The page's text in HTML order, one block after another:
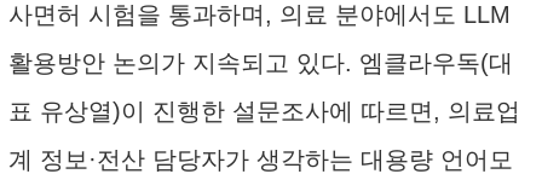
사면허 시험을 통과하며, 의료 분야에서도 LLM
활용방안 논의가 지속되고 있다. 엠클라우독(대
표 유상열)이 진행한 설문조사에 따르면, 의료업
계 정보·전산 담당자가 생각하는 대용량 언어모